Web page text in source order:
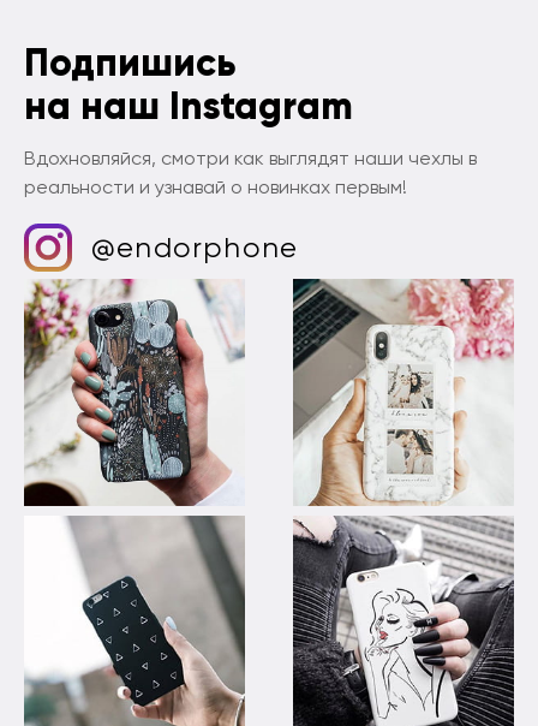
Подпишись
на наш Instagram
Вдохновляйся, смотри как выглядят наши чехлы в
реальности и узнавай о новинках первым!
@endorphone